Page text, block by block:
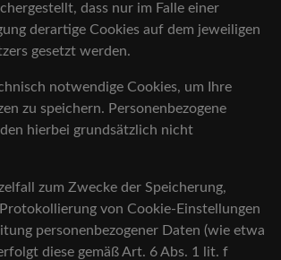
dass nur im Falle einer
derartige Cookies auf dem jeweiligen
gesetzt werden.
notwendige Cookies, um Ihre
zu speichern. Personenbezogene
hierbei grundsätzlich nicht
zum Zwecke der Speicherung,
von Cookie-Einstellungen
personenbezogener Daten (wie etwa
diese gemäß Art. 6 Abs. 1 lit. f